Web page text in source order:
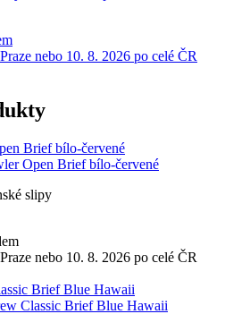
nebo 10. 8. 2026 po celé ČR
Open Brief bílo-červené
slipy
nebo 10. 8. 2026 po celé ČR
Classic Brief Blue Hawaii